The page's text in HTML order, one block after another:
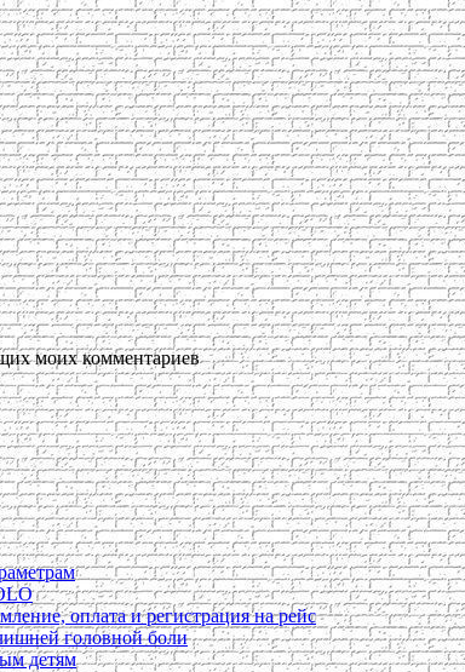
моих комментариев
оплата и регистрация на рейс
головной боли
детям